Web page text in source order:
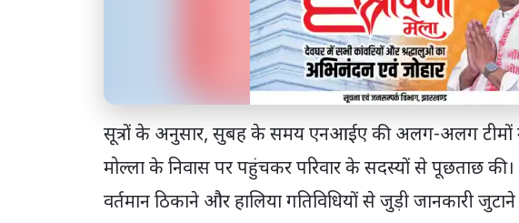
सूत्रों के अनुसार, सुबह के समय एनआईए की अलग-अलग टीमों
मोल्ला के निवास पर पहुंचकर परिवार के सदस्यों से पूछताछ
वर्तमान ठिकाने और हालिया गतिविधियों से जुड़ी जानकारी जुटाने